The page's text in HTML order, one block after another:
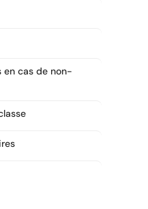
en cas de non-